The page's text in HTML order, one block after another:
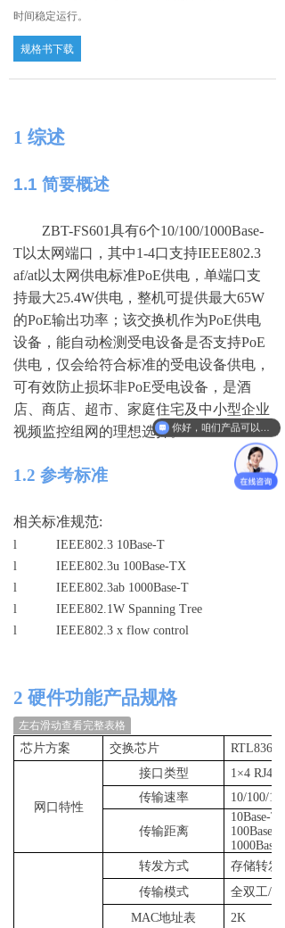
时间稳定运行。
1 综述
1.1 简要概述
ZBT-FS601具有6个10/100/1000Base-
T以太网端口，其中1-4口支持IEEE802.3
af/at以太网供电标准PoE供电，单端口支
持最大25.4W供电，整机可提供最大65W
的PoE输出功率；该交换机作为PoE供电
设备，能自动检测受电设备是否支持PoE
供电，仅会给符合标准的受电设备供电，
可有效防止损坏非PoE受电设备，是酒
店、商店、超市、家庭住宅及中小型企业
视频监控组网的理想选择。
1.2 参考标准
相关标准规范:
l
IEEE802.3 10Base-T
l
IEEE802.3u 100Base-TX
l
IEEE802.3ab 1000Base-T
l
IEEE802.1W Spanning Tree
l
IEEE802.3 x flow control
2 硬件功能产品规格
左右滑动查看完整表格
芯片方案 交换芯片 RTL8367S
网口特性
接口类型 1×4 RJ4
传输速率
10/100/
传输距离
10Base-T:
100Base-
1000Base-
转发方式
存储转发
传输模式
全双工/
MAC地址表
2K
规格书下载
你好，咱们产品可以定制吗？我们这边有定制需求。